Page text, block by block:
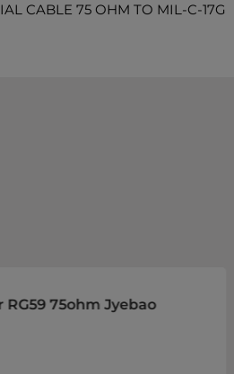
CABLE 75 OHM TO MIL-C-17G
75ohm Jyebao